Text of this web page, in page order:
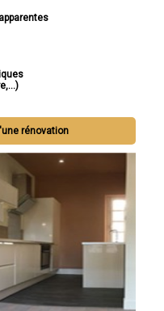
rénovation